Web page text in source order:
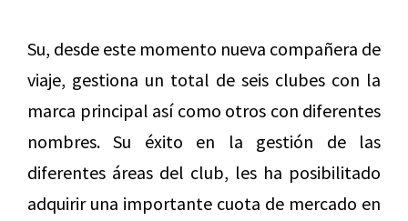
Su, desde este momento nueva compañera de
viaje, gestiona un total de seis clubes con la
marca principal así como otros con diferentes
nombres. Su éxito en la gestión de las
diferentes áreas del club, les ha posibilitado
adquirir una importante cuota de mercado en